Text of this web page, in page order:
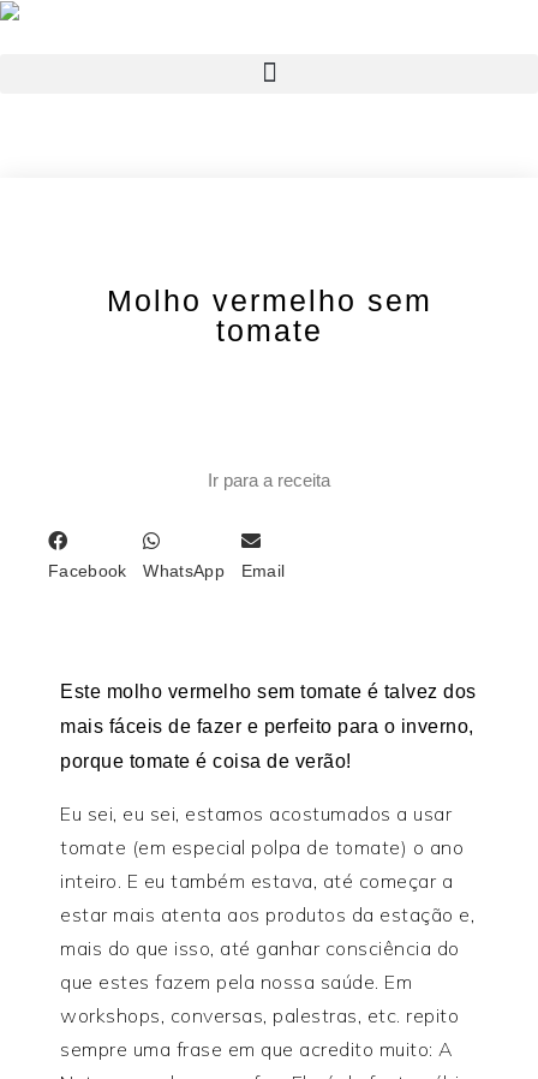
Molho vermelho sem
tomate
Ir para a receita
Facebook WhatsApp Email
Este molho vermelho sem tomate é talvez dos
mais fáceis de fazer e perfeito para o inverno,
porque tomate é coisa de verão!
Eu sei, eu sei, estamos acostumados a usar
tomate (em especial polpa de tomate) o ano
inteiro. E eu também estava, até começar a
estar mais atenta aos produtos da estação e,
mais do que isso, até ganhar consciência do
que estes fazem pela nossa saúde. Em
workshops, conversas, palestras, etc. repito
sempre uma frase em que acredito muito: A